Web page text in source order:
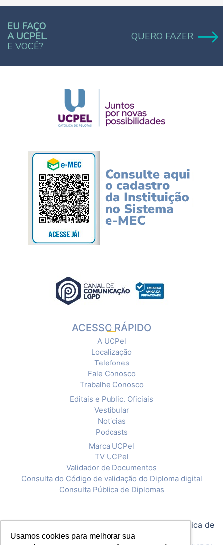
Usamos cookies para melhorar sua
EU FAÇO
A UCPEL.
E VOCÊ?
QUERO FAZER
ACESSO RÁPIDO
A UCPel
Localização
Telefones
Fale Conosco
Trabalhe Conosco
Editais e Public. Oficiais
Vestibular
Notícias
Podcasts
Marca UCPel
TV UCPel
Validador de Documentos
Consulta do Código de validação do Diploma digital
Consulta Pública de Diplomas
Política de
Privacidade